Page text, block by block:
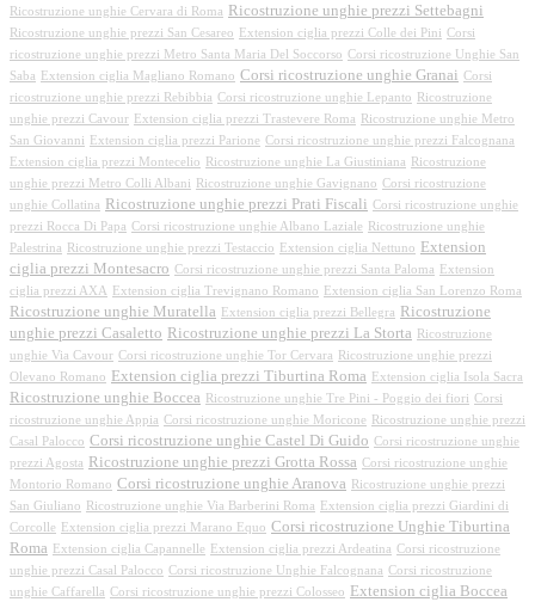
Ricostruzione unghie Cervara di Roma
Ricostruzione unghie prezzi Settebagni
Ricostruzione unghie prezzi San Cesareo Extension ciglia prezzi Colle dei Pini Corsi
ricostruzione unghie prezzi Metro Santa Maria Del Soccorso Corsi ricostruzione Unghie San
Saba
Extension ciglia Magliano Romano Corsi ricostruzione unghie Granai Corsi
ricostruzione unghie prezzi Rebibbia Corsi ricostruzione unghie Lepanto
Ricostruzione
unghie prezzi Cavour
Extension ciglia prezzi Trastevere Roma
Ricostruzione unghie Metro
San Giovanni
Extension ciglia prezzi Parione Corsi ricostruzione unghie prezzi Falcognana
Extension ciglia prezzi Montecelio
Ricostruzione unghie La Giustiniana
Ricostruzione
unghie prezzi Metro Colli Albani
Ricostruzione unghie Gavignano Corsi ricostruzione
unghie Collatina
Ricostruzione unghie prezzi Prati Fiscali Corsi ricostruzione unghie
prezzi Rocca Di Papa Corsi ricostruzione unghie Albano Laziale
Ricostruzione unghie
Palestrina
Ricostruzione unghie prezzi Testaccio Extension ciglia Nettuno
Extension
ciglia prezzi Montesacro Corsi ricostruzione unghie prezzi Santa Paloma
Extension
ciglia prezzi AXA
Extension ciglia Trevignano Romano Extension ciglia San Lorenzo Roma
Ricostruzione unghie Muratella Extension ciglia prezzi Bellegra
Ricostruzione
unghie prezzi Casaletto Ricostruzione unghie prezzi La Storta
Ricostruzione
unghie Via Cavour Corsi ricostruzione unghie Tor Cervara
Ricostruzione unghie prezzi
Olevano Romano
Extension ciglia prezzi Tiburtina Roma Extension ciglia Isola Sacra
Ricostruzione unghie Boccea Ricostruzione unghie Tre Pini - Poggio dei fiori Corsi
ricostruzione unghie Appia Corsi ricostruzione unghie Moricone
Ricostruzione unghie prezzi
Casal Palocco Corsi ricostruzione unghie Castel Di Guido Corsi ricostruzione unghie
prezzi Agosta
Ricostruzione unghie prezzi Grotta Rossa Corsi ricostruzione unghie
Montorio Romano Corsi ricostruzione unghie Aranova
Ricostruzione unghie prezzi
San Giuliano
Ricostruzione unghie Via Barberini Roma
Extension ciglia prezzi Giardini di
Corcolle
Extension ciglia prezzi Marano Equo Corsi ricostruzione Unghie Tiburtina
Roma
Extension ciglia Capannelle Extension ciglia prezzi Ardeatina Corsi ricostruzione
unghie prezzi Casal Palocco Corsi ricostruzione Unghie Falcognana Corsi ricostruzione
unghie Caffarella Corsi ricostruzione unghie prezzi Colosseo
Extension ciglia Boccea